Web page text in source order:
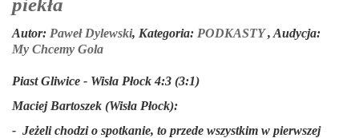
piekła
Autor: Paweł Dylewski, Kategoria: PODKASTY, Audycja:
My Chcemy Gola
Piast Gliwice - Wisła Płock 4:3 (3:1)
Maciej Bartoszek (Wisła Płock):
- Jeżeli chodzi o spotkanie, to przede wszystkim w pierwszej